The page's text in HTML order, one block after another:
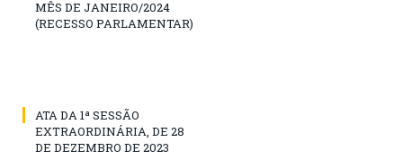
MÊS DE JANEIRO/2024
(RECESSO PARLAMENTAR)
ATA DA 1ª SESSÃO
EXTRAORDINÁRIA, DE 28
DE DEZEMBRO DE 2023